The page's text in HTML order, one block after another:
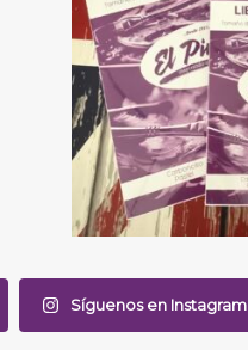
Síguenos en Instagram